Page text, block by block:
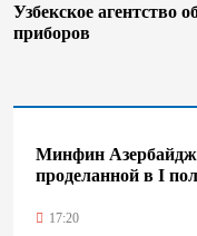
Узбекское агентство
приборов
Минфин
проделанной в I
17:20